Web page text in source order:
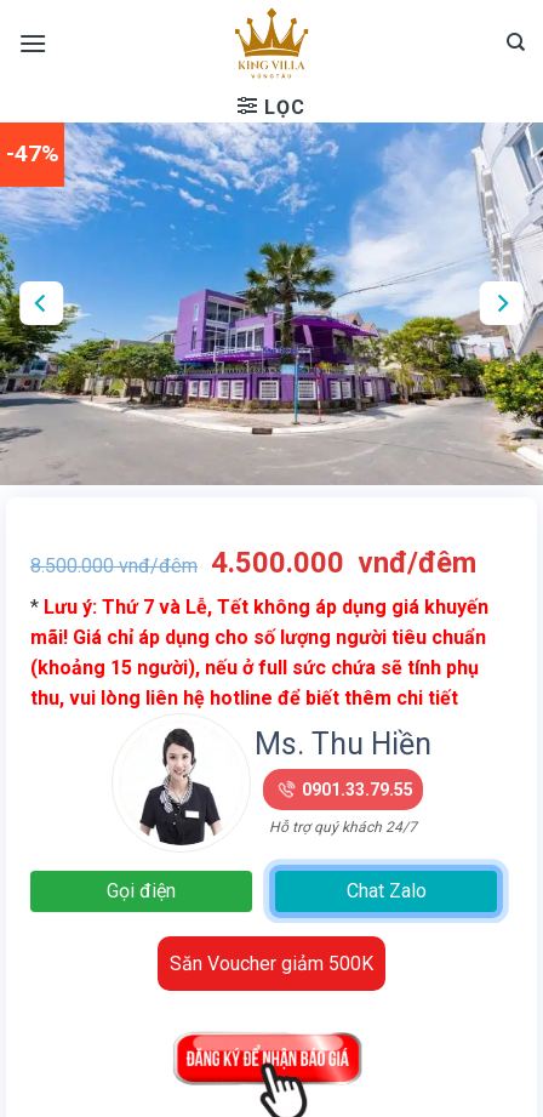
LỌC
-47%
8.500.000vnđ/đêm
Giá
gốc
là:
8.500.000
vnđ/
đêm.
4.500.000 vnđ/đêmGiá
hiện
tại
là:
* Lưu ý: Thứ 7 và Lễ, Tết không áp dụng giá khuyến
mãi! Giá chỉ áp dụng cho số lượng người tiêu chuẩn
(khoảng 15 người), nếu ở full sức chứa sẽ tính phụ
thu, vui lòng liên hệ hotline để biết thêm chi tiết
Ms. Thu Hiền
0901.33.79.55
Hỗ trợ quý khách 24/7
Gọi điện Chat Zalo
Săn Voucher giảm 500K